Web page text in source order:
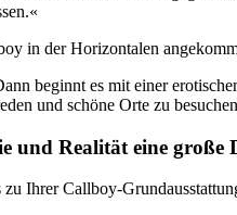
in der Horizontalen
beginnt es mit einer
und schöne Orte zu
und Realität eine große
Ihrer Callboy-